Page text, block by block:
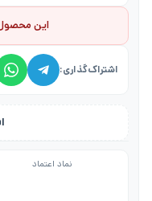
این
اشتراک‌گذاری:
نماد اعتماد